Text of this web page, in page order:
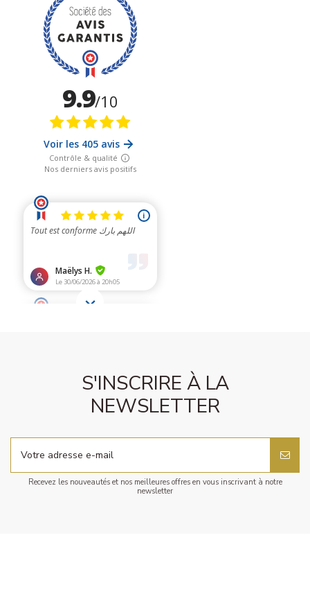
S'INSCRIRE À LA
NEWSLETTER
Recevez les nouveautés et nos meilleures offres en vous inscrivant à notre
newsletter